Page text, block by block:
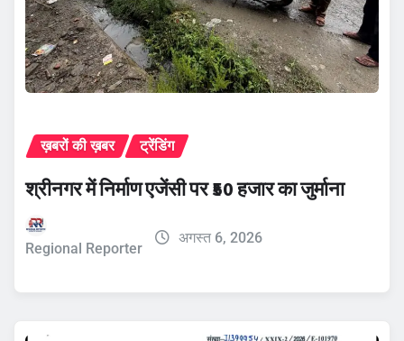
ख़बरों की ख़बर ट्रेंडिंग
श्रीनगर में निर्माण एजेंसी पर ₹50 हजार का जुर्माना
Regional Reporter
अगस्त 6, 2026